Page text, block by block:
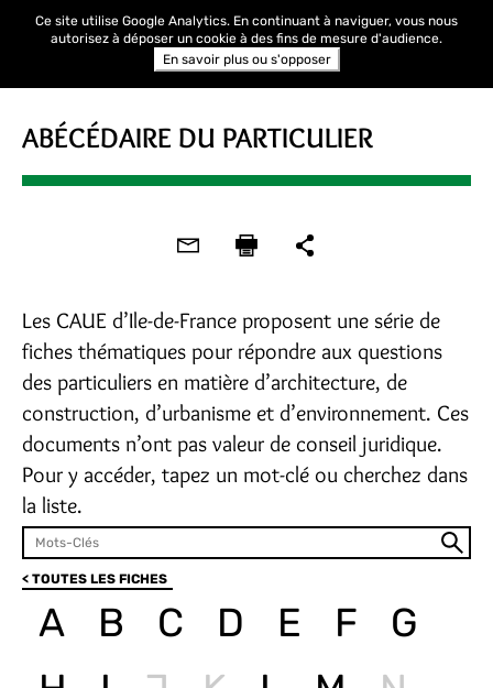
ABÉCÉDAIRE DU PARTICULIER
Les CAUE d’Ile-de-France proposent une série de
fiches thématiques pour répondre aux questions
des particuliers en matière d’architecture, de
construction, d’urbanisme et d’environnement. Ces
documents n’ont pas valeur de conseil juridique.
Pour y accéder, tapez un mot-clé ou cherchez dans
la liste.
< TOUTES LES FICHES
A B C D E F
G
Ce site utilise Google Analytics. En continuant à naviguer, vous nous
autorisez à déposer un cookie à des fins de mesure d'audience.
En savoir plus ou s'opposer